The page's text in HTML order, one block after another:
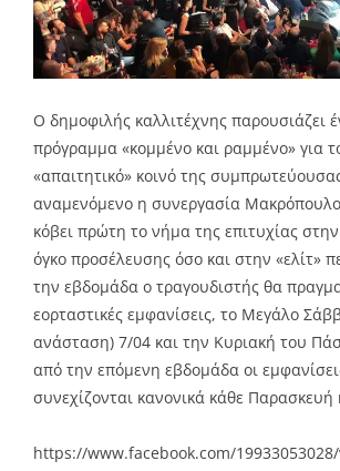
Ο δημοφιλής καλλιτέχνης παρουσιάζει
πρόγραμμα «κομμένο και ραμμένο» για
«απαιτητικό» κοινό της
αναμενόμενο η συνεργασία
κόβει πρώτη το νήμα της επιτυχίας
όγκο προσέλευσης όσο και στην «ελίτ»
την εβδομάδα ο τραγουδιστής θα
εορταστικές εμφανίσεις, το Μεγάλο
ανάσταση) 7/04 και την Κυριακή του
από την επόμενη εβδομάδα οι
συνεχίζονται κανονικά κάθε Παρασκευή
https://www.facebook.com/